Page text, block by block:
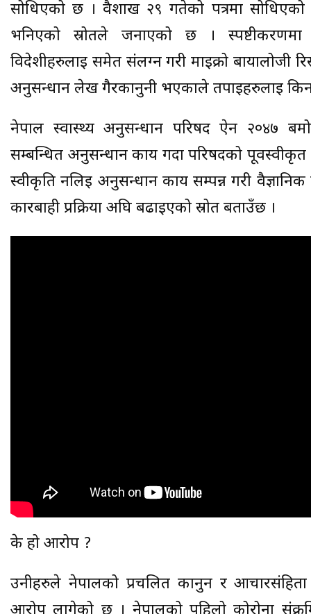
सोधिएको छ । वैशाख २९ गतेको पत्रमा सोधिएको
भनिएको स्रोतले जनाएको छ ।
विदेशीहरुलाई समेत संलग्न गरी माइक्रो बायालोजी
अनुसन्धान लेख गैरकानुनी भएकाले तपाईहरुलाई किन
नेपाल स्वास्थ्य अनुसन्धान परिषद ऐन २०४७
सम्बन्धित अनुसन्धान कार्य गर्दा परिषदको
स्वीकृति नलिई अनुसन्धान कार्य सम्पन्न गरी
कारबाही प्रक्रिया अघि बढाइएको स्रोत बताउँछ ।
के हो आरोप ?
उनीहरुले नेपालको प्रचलित कानुन र